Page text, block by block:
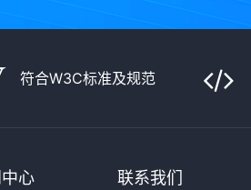
符合W3C标准及规范
心 联系我们